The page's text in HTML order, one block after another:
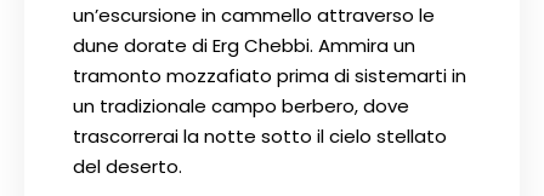
un’escursione in cammello attraverso le
dune dorate di Erg Chebbi. Ammira un
tramonto mozzafiato prima di sistemarti in
un tradizionale campo berbero, dove
trascorrerai la notte sotto il cielo stellato
del deserto.